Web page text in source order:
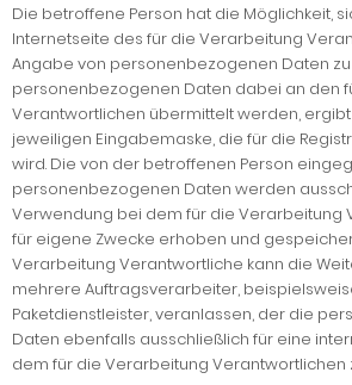
Die betroffene Person hat die Möglichkeit,
Internetseite des für die Verarbeitung
Angabe von personenbezogenen Daten
personenbezogenen Daten dabei an den
Verantwortlichen übermittelt werden,
jeweiligen Eingabemaske, die für die
wird. Die von der betroffenen Person
personenbezogenen Daten werden
Verwendung bei dem für die Verarbeitung
für eigene Zwecke erhoben und
Verarbeitung Verantwortliche kann die
mehrere Auftragsverarbeiter,
Paketdienstleister, veranlassen, der die
Daten ebenfalls ausschließlich für eine
dem für die Verarbeitung Verantwortlichen